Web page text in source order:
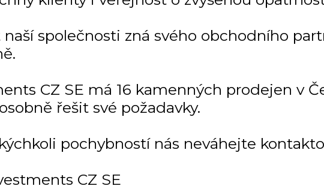
společnosti zná svého obchodního
CZ SE má 16 kamenných prodejen v
řešit své požadavky.
pochybností nás neváhejte
CZ SE